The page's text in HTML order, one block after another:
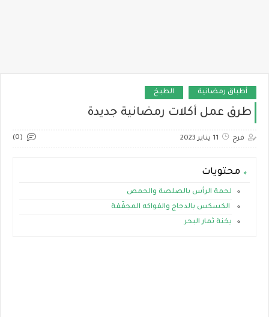
أطباق رمضانية الطبخ
طرق عمل أكلات رمضانية جديدة
فرح 11 يناير 2023 (0)
محتويات
لحمة الرأس بالصلصة والحمص
الكسكس بالدجاج والفواكه المجفّفة
يخنة ثمار البحر